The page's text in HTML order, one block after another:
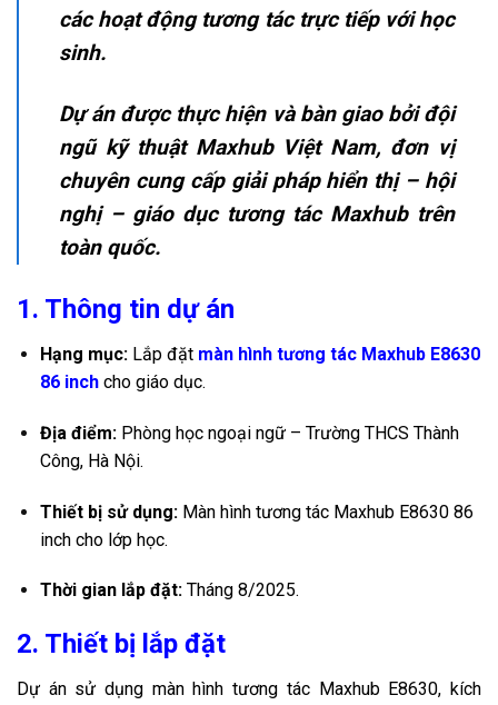
các hoạt động tương tác trực tiếp với học
sinh.
Dự án được thực hiện và bàn giao bởi đội
ngũ kỹ thuật Maxhub Việt Nam, đơn vị
chuyên cung cấp giải pháp hiển thị – hội
nghị – giáo dục tương tác Maxhub trên
toàn quốc.
1. Thông tin dự án
Hạng mục:Lắp đặt màn hình tương tác Maxhub E8630
86 inchcho giáo dục.
Địa điểm:Phòng học ngoại ngữ – Trường THCS Thành
Công, Hà Nội.
Thiết bị sử dụng:Màn hình tương tác Maxhub E8630 86
inch cho lớp học.
Thời gian lắp đặt:Tháng 8/2025.
2. Thiết bị lắp đặt
Dự án sử dụng màn hình tương tác Maxhub E8630, kích